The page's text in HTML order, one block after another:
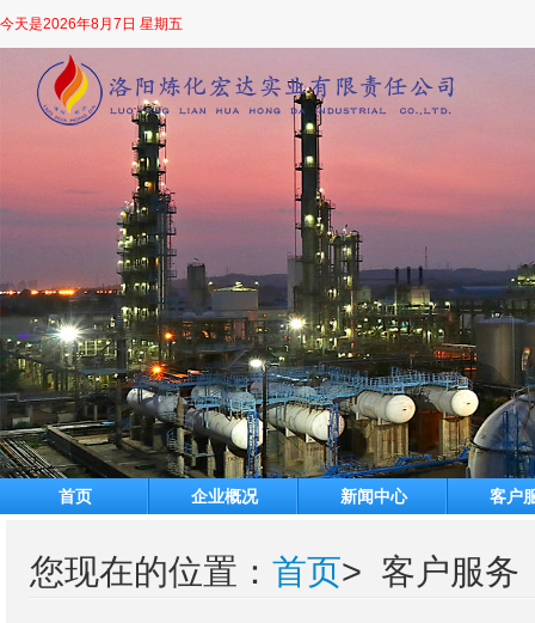
今天是2026年8月7日 星期五
首页 企业概况 新闻中心 客户
您现在的位置： 首页> 客户服务